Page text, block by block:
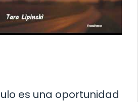
es una oportunidad